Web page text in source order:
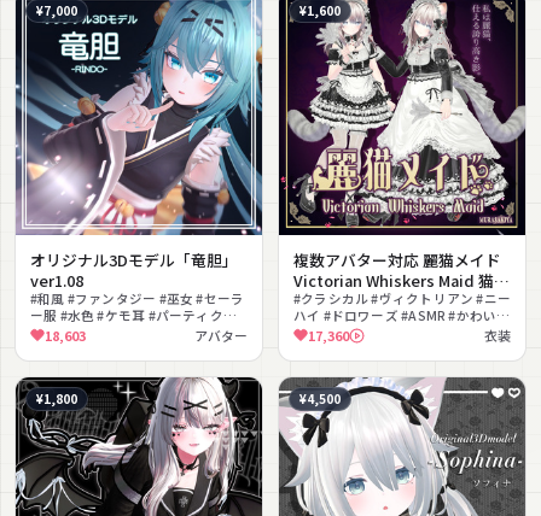
¥7,000
オリジナル3Dモデル「竜胆」
ver1.08
#和風 #ファンタジー #巫女 #セーラ
ー服 #水色 #ケモ耳 #パーティクル #
フルトラ対応 #リップシンク #アイ
トラッキング
18,603 アバター
¥1,600
複数アバター対応 麗猫メイド
Victorian Whiskers Maid 猫セ
ット付 #MURASAKIYA
#クラシカル #ヴィクトリアン #ニー
ハイ #ドロワーズ #ASMR #かわいい
#ロリータ #パーティクル
17,360 衣装
¥1,800 ¥4,500